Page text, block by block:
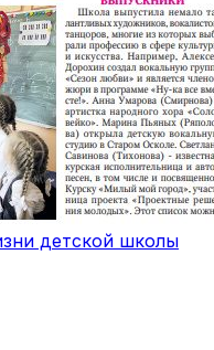
детской школы